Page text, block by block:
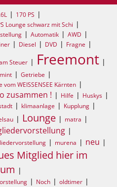
170 PS
Lounge schwarz mit Schi
Automatik
AWD
Diesel DVD Fragne
Steuer Freemont
Getriebe
vom WEISSENSEE Kärnten
zusammen ! Hilfe
Huskys
klimaanlage
Kupplung
Lounge matra
murena neu
Mitglied hier im
Noch
oldtimer